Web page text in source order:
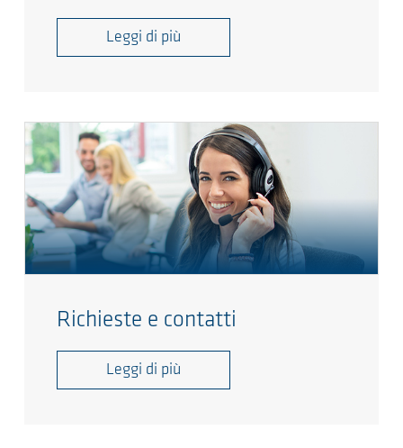
Leggi di più
Richieste e contatti
Leggi di più